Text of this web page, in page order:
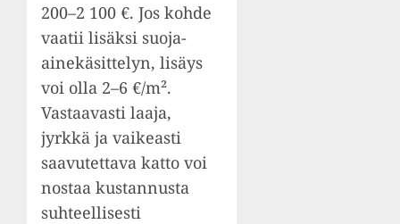
200–2 100 €. Jos kohde
vaatii lisäksi suoja-
ainekäsittelyn, lisäys
voi olla 2–6 €/m².
Vastaavasti laaja,
jyrkkä ja vaikeasti
saavutettava katto voi
nostaa kustannusta
suhteellisesti